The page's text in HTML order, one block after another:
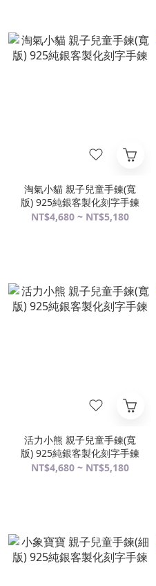
淘氣小貓 親子兒童手鍊(寬
版) 925純銀客製化刻字手鍊
NT$4,680 ~ NT$5,180
活力小熊 親子兒童手鍊(寬
版) 925純銀客製化刻字手鍊
NT$4,680 ~ NT$5,180